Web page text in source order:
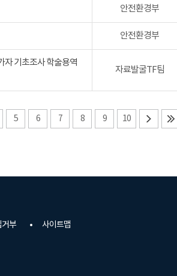
안전환경부
안전환경부
자 기초조사 학술용역
자료발굴TF팀
5 6 7 8 9 10
거부 사이트맵